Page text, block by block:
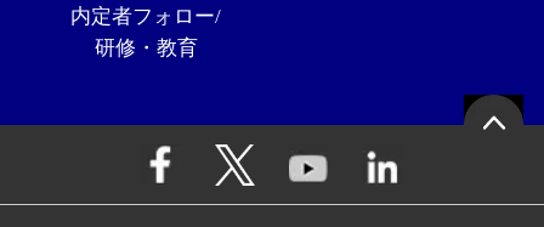
内定者フォロー/
研修・教育